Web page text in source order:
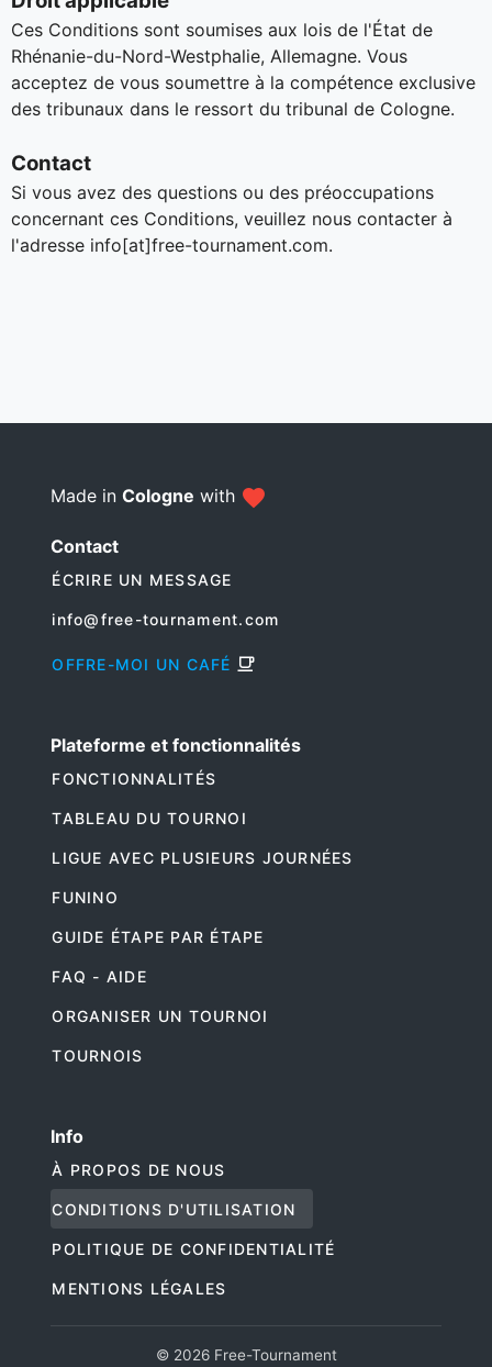
Ces Conditions sont soumises aux lois de l'État de
Rhénanie-du-Nord-Westphalie, Allemagne. Vous
acceptez de vous soumettre à la compétence exclusive
des tribunaux dans le ressort du tribunal de Cologne.
Contact
Si vous avez des questions ou des préoccupations
concernant ces Conditions, veuillez nous contacter à
l'adresse info[at]free-tournament.com.
Made in Cologne with
Contact
ÉCRIRE UN MESSAGE
info@free-tournament.com
OFFRE-MOI UN CAFÉ
Plateforme et fonctionnalités
FONCTIONNALITÉS
TABLEAU DU TOURNOI
LIGUE AVEC PLUSIEURS JOURNÉES
FUNINO
GUIDE ÉTAPE PAR ÉTAPE
FAQ - AIDE
ORGANISER UN TOURNOI
TOURNOIS
Info
À PROPOS DE NOUS
CONDITIONS D'UTILISATION
POLITIQUE DE CONFIDENTIALITÉ
MENTIONS LÉGALES
© 2026 Free-Tournament